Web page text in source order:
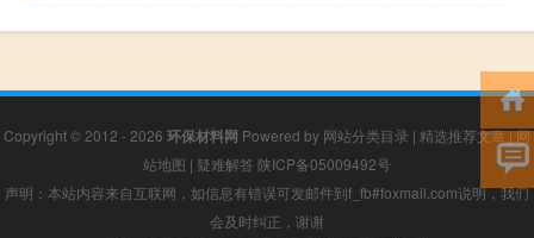
Copyright © 2012 - 2026 环保材料网 Powered by 网站分类目录 | 精选推荐文章|网
站地图 | 疑难解答 陕ICP备05009492号
声明：本站内容来自互联网，如信息有错误可发邮件到f_fb#foxmail.com说明，我们
会及时纠正，谢谢